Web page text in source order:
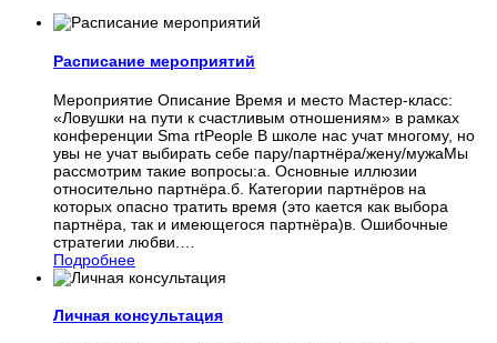
Расписание мероприятий
Мероприятие Описание Время и место Мастер-класс:
«Ловушки на пути к счастливым отношениям» в рамках
конференции Sma rtPeople В школе нас учат многому, но
увы не учат выбирать себе пару/партнёра/жену/мужаМы
рассмотрим такие вопросы:а. Основные иллюзии
относительно партнёра.б. Категории партнёров на
которых опасно тратить время (это кается как выбора
партнёра, так и имеющегося партнёра)в. Ошибочные
стратегии любви.
Подробнее
Личная консультация